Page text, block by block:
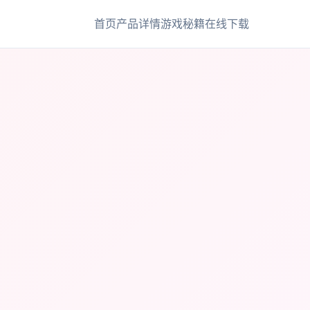
首页产品详情游戏秘籍在线下载